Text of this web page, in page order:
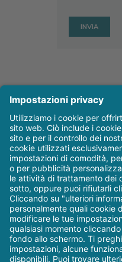
Autrice/Autore